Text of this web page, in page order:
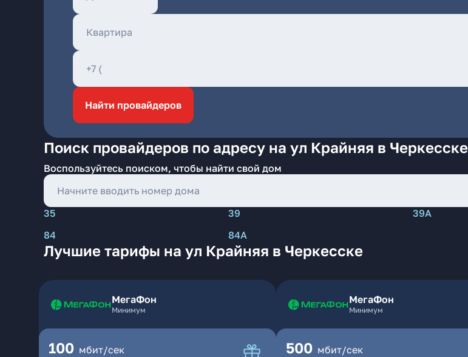
Найти провайдеров
Поиск провайдеров по адресу на ул Крайняя в Черкесске
Воспользуйтесь поиском, чтобы найти свой дом
35 39 39А
84
84А
Лучшие тарифы на ул Крайняя в Черкесске
МегаФон
Минимум
100 мбит/сек
МегаФон
Минимум
500 мбит/сек